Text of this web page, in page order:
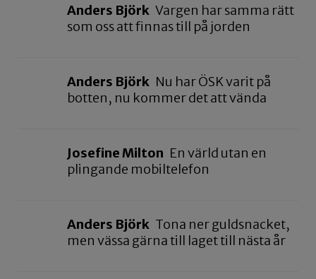
Anders Björk Vargen har samma rätt
som oss att finnas till på jorden
Anders Björk Nu har ÖSK varit på
botten, nu kommer det att vända
Josefine Milton En värld utan en
plingande mobiltelefon
Anders Björk Tona ner guldsnacket,
men vässa gärna till laget till nästa år